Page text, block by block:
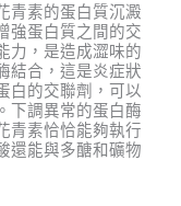
青素的蛋白質沉澱
強蛋白質之間的交
力，是造成澀味的
結合，這是炎症狀
白的交聯劑，可以
下調異常的蛋白酶
青素恰恰能夠執行
還能與多醣和礦物